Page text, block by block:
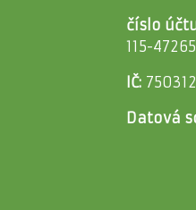
číslo
115-
IČ:
Datová